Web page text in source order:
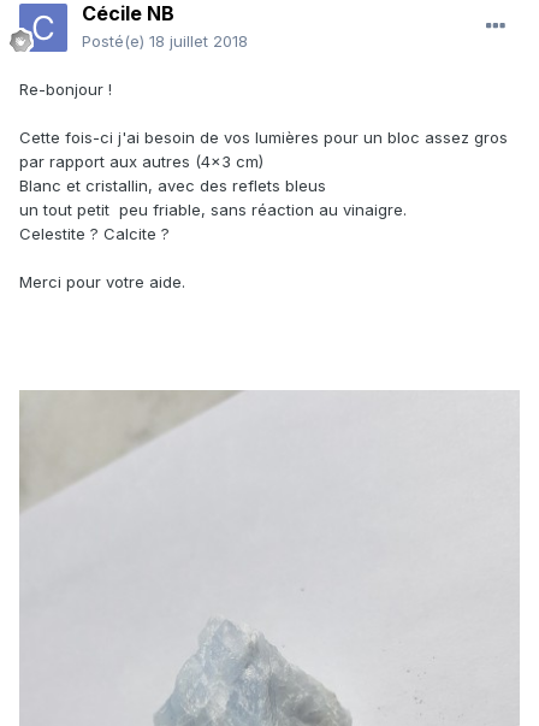
Cécile NB
Posté(e) 18 juillet 2018
Re-bonjour !
Cette fois-ci j'ai besoin de vos lumières pour un bloc assez gros
par rapport aux autres (4x3 cm)
Blanc et cristallin, avec des reflets bleus
un tout petit peu friable, sans réaction au vinaigre.
Celestite ? Calcite ?
Merci pour votre aide.